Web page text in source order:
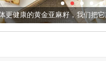
麻籽，我们把它加到了牛轧糖里